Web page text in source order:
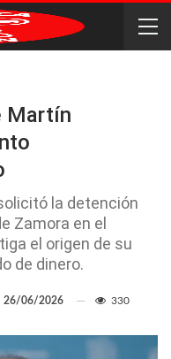
Martín
la detención
Zamora en el
el origen de su
de dinero.
26/06/2026 330